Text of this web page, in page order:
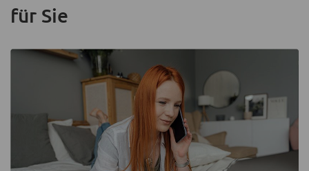
für Sie